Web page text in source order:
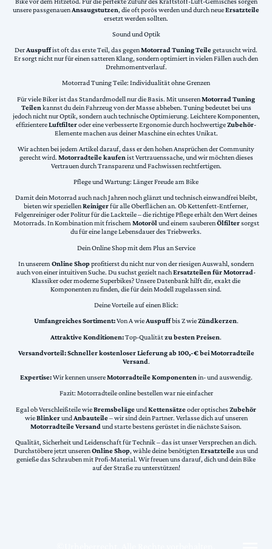
unsere passgenauenAnsaugstutzen, die oft porös werden und durch neueErsatzteile
ersetzt werden sollten.
Sound und Optik
DerAuspuffist oft das erste Teil, das gegenMotorrad Tuning Teilegetauscht wird.
Er sorgt nicht nur für einen satteren Klang, sondern optimiert in vielen Fällen auch den
Drehmomentverlauf.
Motorrad Tuning Teile: Individualität ohne Grenzen
Für viele Biker ist das Standardmodell nur die Basis. Mit unserenMotorrad Tuning
Teilen kannst du dein Fahrzeug von der Masse abheben. Tuning bedeutet bei uns
jedoch nicht nur Optik, sondern auch technische Optimierung. Leichtere Komponenten,
effizientereLuftfilteroder eine verbesserte Ergonomie durch hochwertigeZubehör-
Elemente machen aus deiner Maschine ein echtes Unikat.
Wir achten bei jedem Artikel darauf, dass er den hohen Ansprüchen der Community
gerecht wird. Motorradteile kaufen ist Vertrauenssache, und wir möchten dieses
Vertrauen durch Transparenz und Fachwissen rechtfertigen.
Pflege und Wartung: Länger Freude am Bike
Damit dein Motorrad auch nach Jahren noch glänzt und technisch einwandfrei bleibt,
bieten wir speziellenReinigerfür alle Oberflächen an. Ob Kettenfett-Entferner,
Felgenreiniger oder Politur für die Lackteile – die richtige Pflege erhält den Wert deines
Motorrads. In Kombination mit frischemMotorölund einem sauberenÖlfiltersorgst
du für eine lange Lebensdauer des Triebwerks.
Dein Online Shop mit dem Plus an Service
In unserem Online Shopprofitierst du nicht nur von der riesigen Auswahl, sondern
auch von einer intuitiven Suche. Du suchst gezielt nachErsatzteilen für Motorrad-
Klassiker oder moderne Superbikes? Unsere Datenbank hilft dir, exakt die
Komponenten zu finden, die für dein Modell zugelassen sind.
Deine Vorteile auf einen Blick:
Umfangreiches Sortiment:Von A wieAuspuffbis Z wieZündkerzen.
Attraktive Konditionen:Top-Qualitätzu besten Preisen.
Versandvorteil:Schneller kostenloser Lieferung ab 100,-€ bei Motorradteile
Versand.
Expertise:Wir kennen unsereMotorradteile Komponentenin- und auswendig.
Fazit: Motorradteile online bestellen war nie einfacher
Egal ob Verschleißteile wieBremsbelägeundKettensätzeoder optischesZubehör
wieBlinkerundAnbauteile– wir sind dein Partner. Verlasse dich auf unseren
Motorradteile Versand und starte bestens gerüstet in die nächste Saison.
Qualität, Sicherheit und Leidenschaft für Technik – das ist unser Versprechen an dich.
Durchstöbere jetzt unserenOnline Shop, wähle deine benötigtenErsatzteileaus und
genieße das Schrauben mit Profi-Material. Wir freuen uns darauf, dich und dein Bike
auf der Straße zu unterstützen!